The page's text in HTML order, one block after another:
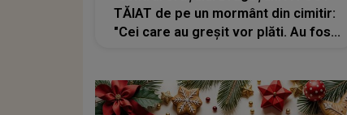
TĂIAT de pe un mormânt din cimitir:
"Cei care au greșit vor plăti. Au fost
și cum a reacționat primarul